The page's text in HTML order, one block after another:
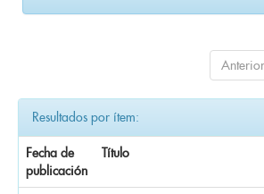
Anterior
Resultados por ítem:
Fecha de
publicación
Título